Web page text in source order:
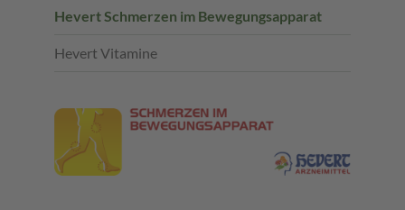
Hevert Schmerzen im Bewegungsapparat
Hevert Vitamine